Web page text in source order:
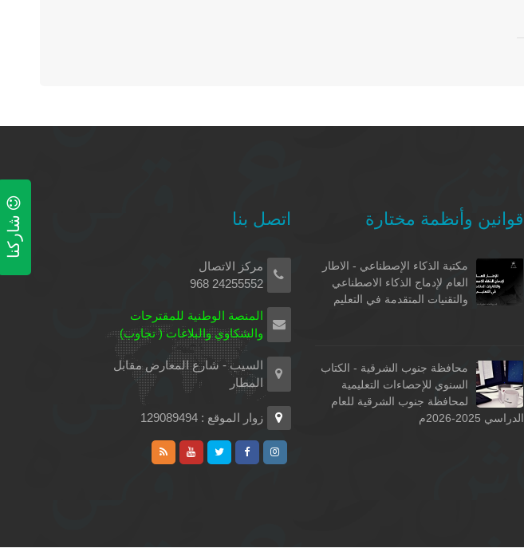
قوانين وأنظمة مختارة
مكتبة الذكاء الإصطناعي - الاطار
العام لإدماج الذكاء الاصطناعي
والتقنيات المتقدمة في التعليم
محافظة جنوب الشرقية - الكتاب
السنوي للإحصاءات التعليمية
لمحافظة جنوب الشرقية للعام
الدراسي 2025-2026م
اتصل بنا
مركز الاتصال
24255552 968
المنصة الوطنية للمقترحات
والشكاوي والبلاغات ( تجاوب)
السيب - شارع المعارض مقابل
المطار
زوار الموقع : 129089494
شاركنا